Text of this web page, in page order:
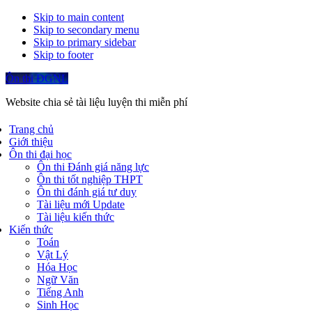
Skip to main content
Skip to secondary menu
Skip to primary sidebar
Skip to footer
Ôn thi ĐGNL
Website chia sẻ tài liệu luyện thi miễn phí
Trang chủ
Giới thiệu
Ôn thi đại học
Ôn thi Đánh giá năng lực
Ôn thi tốt nghiệp THPT
Ôn thi đánh giá tư duy
Tài liệu mới Update
Tài liệu kiến thức
Kiến thức
Toán
Vật Lý
Hóa Học
Ngữ Văn
Tiếng Anh
Sinh Học